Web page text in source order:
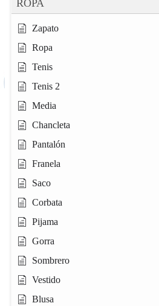
ROPA
Zapato
Ropa
Tenis
Tenis 2
Media
Chancleta
Pantalón
Franela
Saco
Corbata
Pijama
Gorra
Sombrero
Vestido
Blusa